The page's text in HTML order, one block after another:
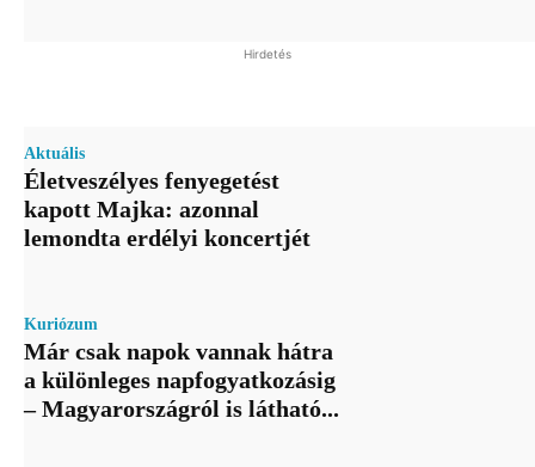
Hirdetés
Aktuális
Életveszélyes fenyegetést
kapott Majka: azonnal
lemondta erdélyi koncertjét
Kuriózum
Már csak napok vannak hátra
a különleges napfogyatkozásig
– Magyarországról is látható...